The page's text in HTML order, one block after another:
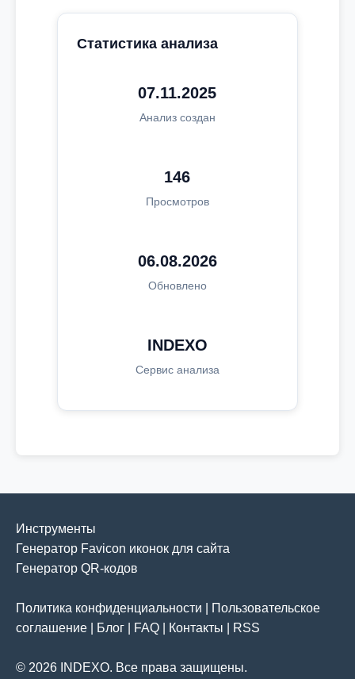
Статистика анализа
07.11.2025
Анализ создан
146
Просмотров
06.08.2026
Обновлено
INDEXO
Сервис анализа
Инструменты
Генератор Favicon иконок для сайта
Генератор QR-кодов
Политика конфиденциальности
Пользовательское
соглашение
Блог FAQ Контакты RSS
© 2026 INDEXO. Все права защищены.